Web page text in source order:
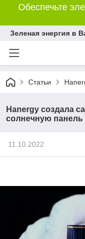
Обеспечьте
Зеленая энергия в
Статьи
Hanergy создала
солнечную панель
11.10.2022